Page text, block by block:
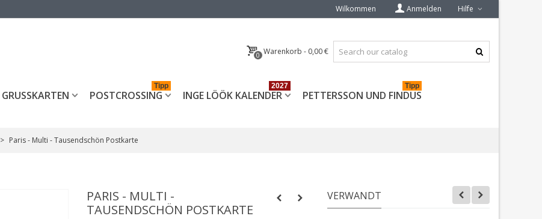
Wilkommen Anmelden Hilfe
0 Warenkorb - 0,00 €
GRUSSKARTEN POSTCROSSING
Tipp
INGE LÖÖK KALENDER
2027
PETTERSSON UND FINDUS
Tipp
> Paris - Multi - Tausendschön Postkarte
PARIS - MULTI -
TAUSENDSCHÖN POSTKARTE
VERWANDT